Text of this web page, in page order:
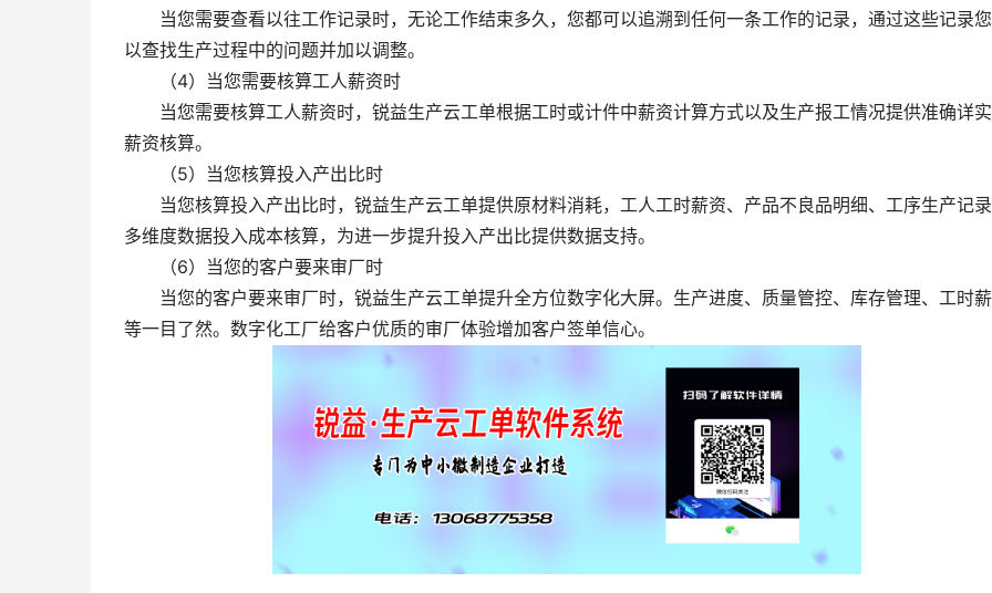
当您需要查看以往工作记录时，无论工作结束多久，您都可以追溯到任何一条工作的记录，通过这些记录
以查找生产过程中的问题并加以调整。
（4）当您需要核算工人薪资时
当您需要核算工人薪资时，锐益生产云工单根据工时或计件中薪资计算方式以及生产报工情况提供准确详
薪资核算。
（5）当您核算投入产出比时
当您核算投入产出比时，锐益生产云工单提供原材料消耗，工人工时薪资、产品不良品明细、工序生产记
多维度数据投入成本核算，为进一步提升投入产出比提供数据支持。
（6）当您的客户要来审厂时
当您的客户要来审厂时，锐益生产云工单提升全方位数字化大屏。生产进度、质量管控、库存管理、工时
等一目了然。数字化工厂给客户优质的审厂体验增加客户签单信心。